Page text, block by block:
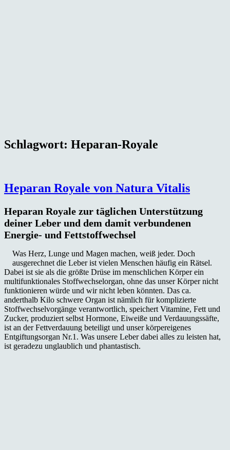
Schlagwort: Heparan-Royale
Heparan Royale von Natura Vitalis
Heparan Royale zur täglichen Unterstützung
deiner Leber und dem damit verbundenen
Energie- und Fettstoffwechsel
Was Herz, Lunge und Magen machen, weiß jeder. Doch
ausgerechnet die Leber ist vielen Menschen häufig ein Rätsel.
Dabei ist sie als die größte Drüse im menschlichen Körper ein
multifunktionales Stoffwechselorgan, ohne das unser Körper nicht
funktionieren würde und wir nicht leben könnten. Das ca.
anderthalb Kilo schwere Organ ist nämlich für komplizierte
Stoffwechselvorgänge verantwortlich, speichert Vitamine, Fett und
Zucker, produziert selbst Hormone, Eiweiße und Verdauungssäfte,
ist an der Fettverdauung beteiligt und unser körpereigenes
Entgiftungsorgan Nr.1. Was unsere Leber dabei alles zu leisten hat,
ist geradezu unglaublich und phantastisch.